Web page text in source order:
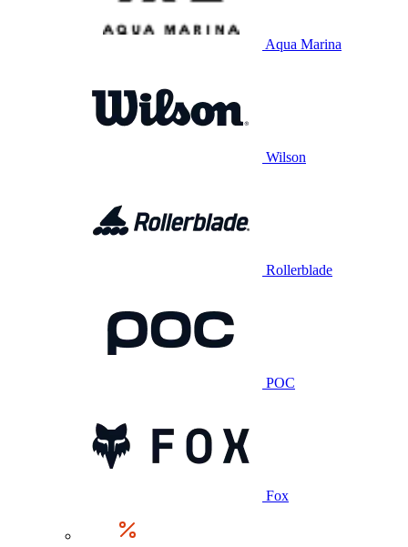
Aqua Marina
Wilson
Rollerblade
POC
Fox